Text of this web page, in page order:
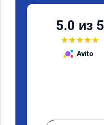
5.0 из 5
★★★★★
Avito